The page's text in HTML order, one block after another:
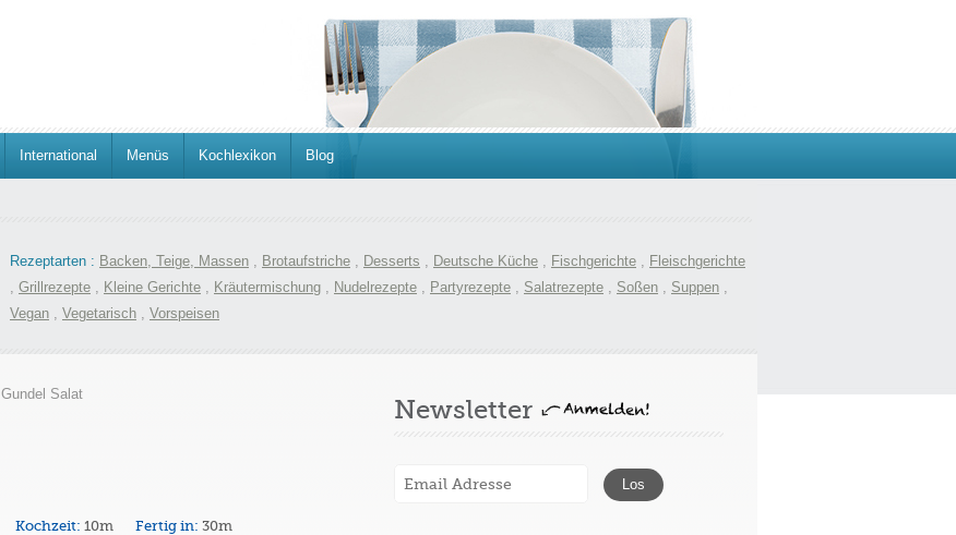
International Menüs Kochlexikon Blog
Rezeptarten : Backen, Teige, Massen , Brotaufstriche , Desserts , Deutsche Küche , Fischgerichte , Fleischgerichte
, Grillrezepte , Kleine Gerichte , Kräutermischung , Nudelrezepte , Partyrezepte , Salatrezepte , Soßen , Suppen ,
Vegan , Vegetarisch , Vorspeisen
Gundel Salat
Kochzeit: 10m Fertig in: 30m
Newsletter